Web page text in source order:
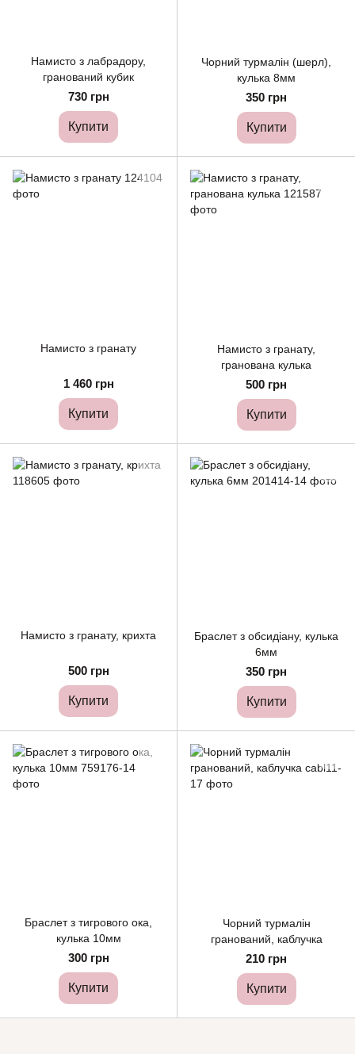
Намисто з лабрадору,
гранований кубик
730 грн
Купити
Чорний турмалін (шерл),
кулька 8мм
350 грн
Купити
Намисто з гранату
1 460 грн
Купити
Намисто з гранату,
гранована кулька
500 грн
Купити
Намисто з гранату, крихта
500 грн
Купити
Браслет з обсидіану, кулька
6мм
350 грн
Купити
Браслет з тигрового ока,
кулька 10мм
300 грн
Купити
Чорний турмалін
гранований, каблучка
210 грн
Купити